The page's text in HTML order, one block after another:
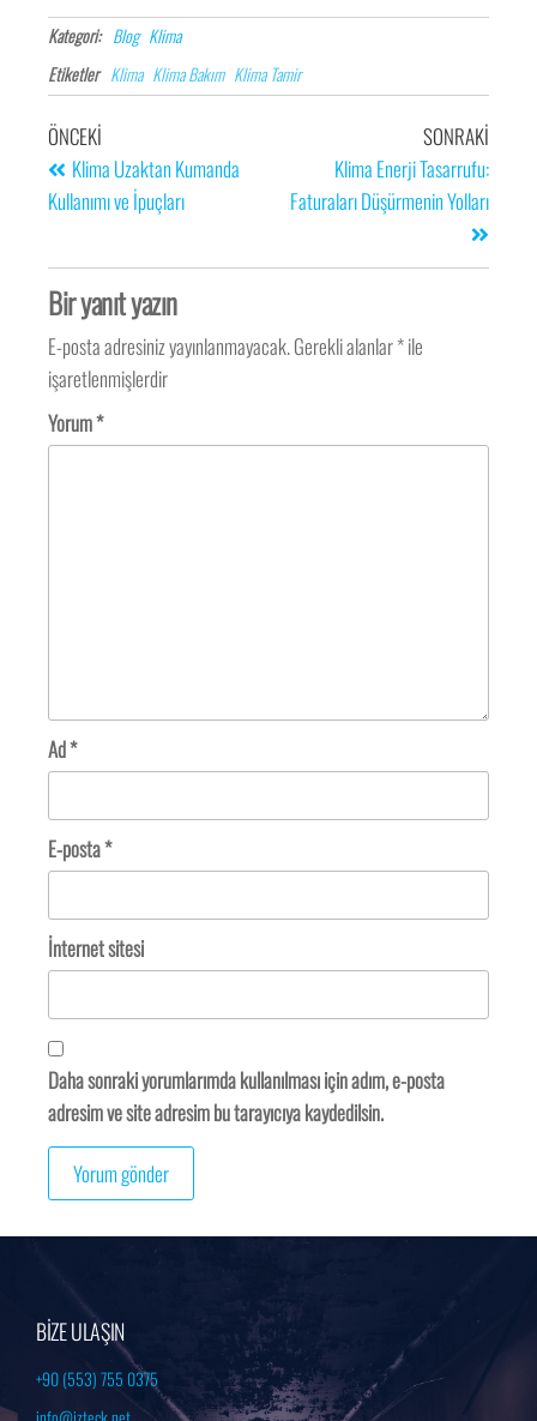
Kategori: Blog Klima
Etiketler Klima Klima Bakım Klima Tamir
ÖNCEKI
Klima Uzaktan Kumanda
Kullanımı ve İpuçları
SONRAKI
Klima Enerji Tasarrufu:
Faturaları Düşürmenin Yolları
Bir yanıt yazın
E-posta adresiniz yayınlanmayacak.Gerekli alanlar*ile
işaretlenmişlerdir
Yorum*
Ad*
E-posta*
İnternet sitesi
Daha sonraki yorumlarımda kullanılması için adım, e-posta
adresim ve site adresim bu tarayıcıya kaydedilsin.
BİZE ULAŞIN
+90 (553) 755 0375